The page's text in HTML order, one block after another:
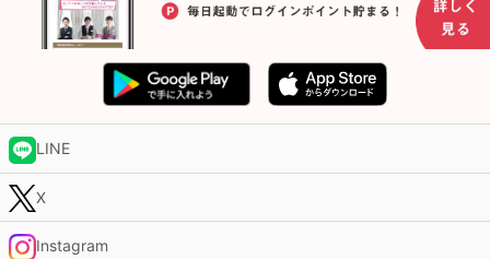
LINE
X
Instagram